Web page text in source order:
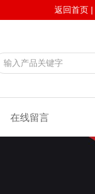
返回首页 |
在线留言